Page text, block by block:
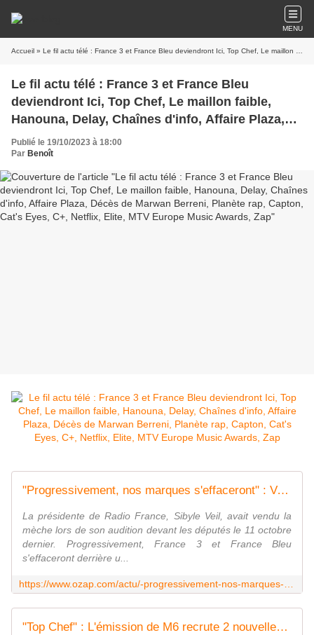
MENU
Accueil » Le fil actu télé : France 3 et France Bleu deviendront Ici, Top Chef, Le maillon faible, Hanouna, Delay, Chaînes d'info, Affaire Plaza, Décès de Marwan Berreni, Planète rap, Capton, Cat's Eyes, C+, Netflix, Elite, MTV Europe Music Awards, Zap
Le fil actu télé : France 3 et France Bleu
deviendront Ici, Top Chef, Le maillon faible,
Hanouna, Delay, Chaînes d'info, Affaire Plaza,
Décès de Marwan Berreni, Planète rap, Capton,
Cat's Eyes, C+, Netflix, Elite, MTV Europe Music
Awards, Zap
Publié le 19/10/2023 à 18:00
Par Benoît
"Progressivement, nos marques s'effaceront" : Vers la disparition de France 3 et France Bleu au profit d'un "maillot" unique
La présidente de Radio France, Sibyle Veil, avait vendu la
mèche lors de son audition devant les députés le 11 octobre
dernier. Progressivement, France 3 et France Bleu
s'effaceront derrière u...
"Top Chef" : L'émission de M6 recrute 2 nouvelles cheffes et s'offre un jury XXL pour sa saison 15